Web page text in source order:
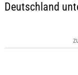
Deutschland